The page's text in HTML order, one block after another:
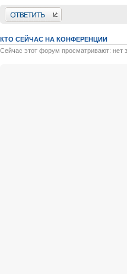
Ответить
КТО СЕЙЧАС НА КОНФЕРЕНЦИИ
Сейчас этот форум просматривают: нет